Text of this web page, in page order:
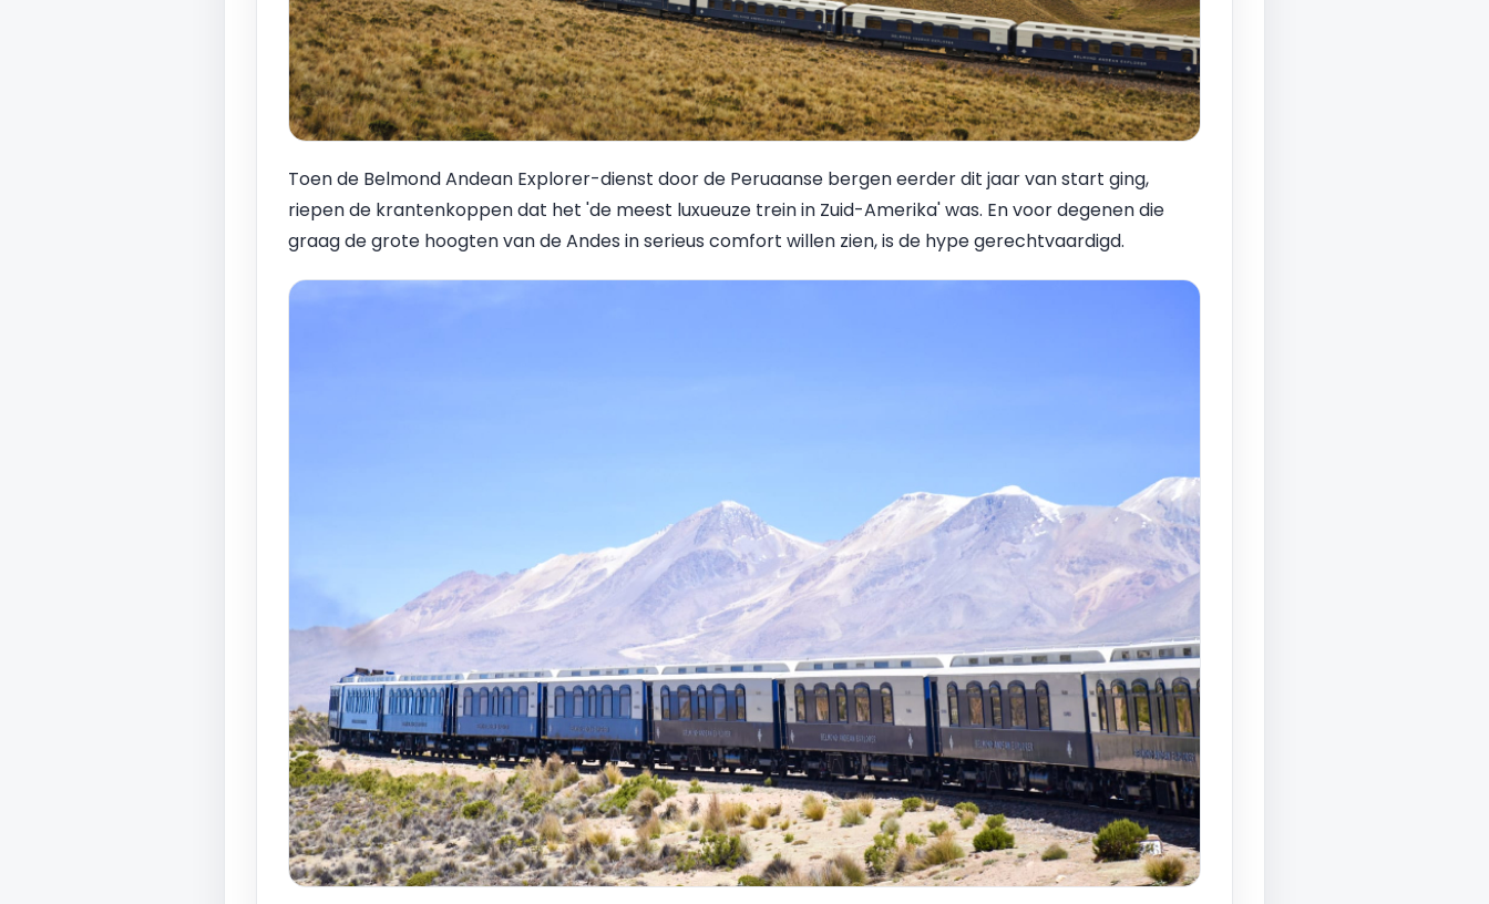
Toen de Belmond Andean Explorer-dienst door de Peruaanse bergen eerder dit jaar van start ging,
riepen de krantenkoppen dat het 'de meest luxueuze trein in Zuid-Amerika' was. En voor degenen die
graag de grote hoogten van de Andes in serieus comfort willen zien, is de hype gerechtvaardigd.